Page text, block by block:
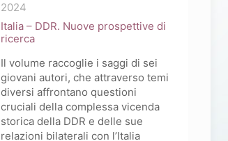
2024
Italia – DDR. Nuove prospettive di
ricerca
Il volume raccoglie i saggi di sei
giovani autori, che attraverso temi
diversi affrontano questioni
cruciali della complessa vicenda
storica della DDR e delle sue
relazioni bilaterali con l’Italia